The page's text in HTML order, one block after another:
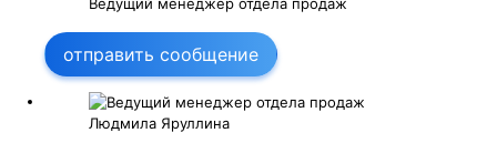
отправить сообщение
Людмила Яруллина